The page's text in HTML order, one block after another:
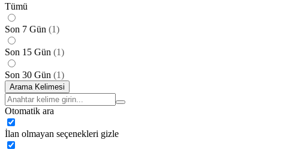
Tümü
Son 7 Gün (1)
Son 15 Gün (1)
Son 30 Gün (1)
Arama Kelimesi
Otomatik ara
İlan olmayan seçenekleri gizle